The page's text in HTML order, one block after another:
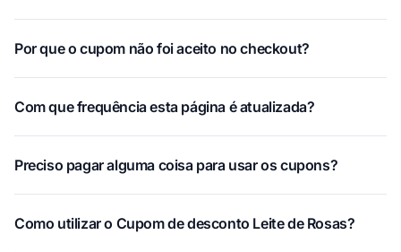
Por que o cupom não foi aceito no checkout?
Com que frequência esta página é atualizada?
Preciso pagar alguma coisa para usar os cupons?
Como utilizar o Cupom de desconto Leite de Rosas?